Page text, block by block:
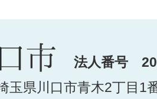
法人番号
県川口市青木2丁目1